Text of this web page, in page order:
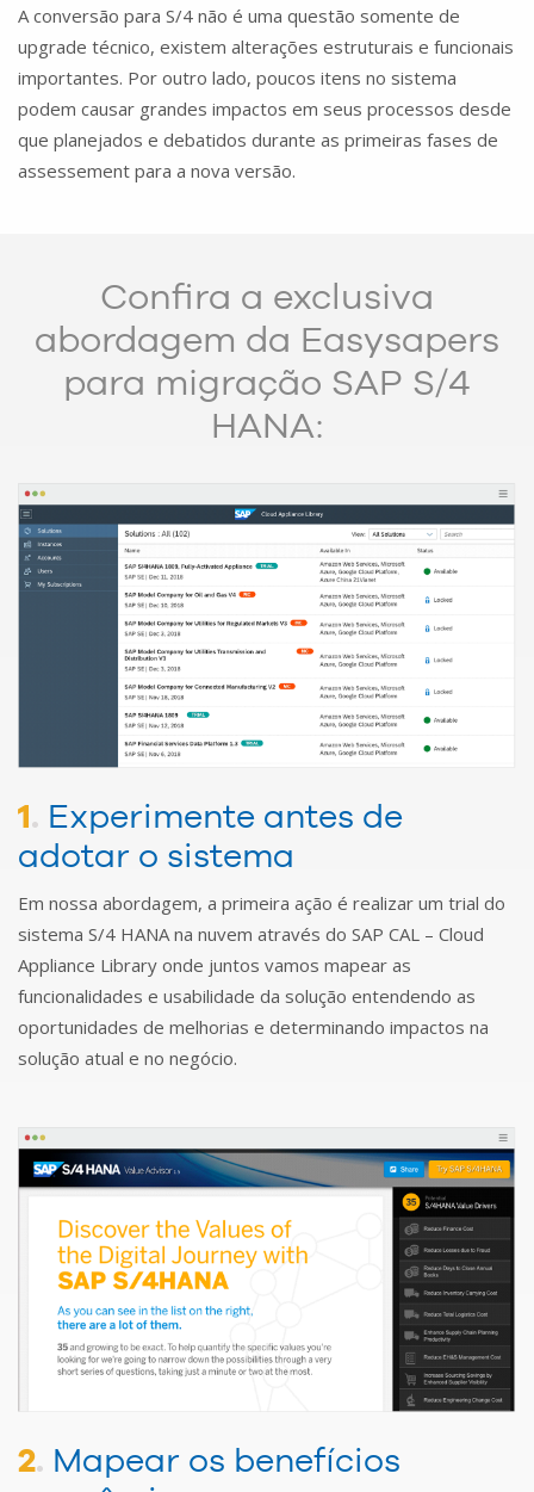
A conversão para S/4 não é uma questão somente de
upgrade técnico, existem alterações estruturais e funcionais
importantes. Por outro lado, poucos itens no sistema
podem causar grandes impactos em seus processos desde
que planejados e debatidos durante as primeiras fases de
assessement para a nova versão.
Confira a exclusiva
abordagem da Easysapers
para migração SAP S/4
HANA:
1. Experimente antes de
adotar o sistema
Em nossa abordagem, a primeira ação é realizar um trial do
sistema S/4 HANA na nuvem através do SAP CAL – Cloud
Appliance Library onde juntos vamos mapear as
funcionalidades e usabilidade da solução entendendo as
oportunidades de melhorias e determinando impactos na
solução atual e no negócio.
2. Mapear os benefícios